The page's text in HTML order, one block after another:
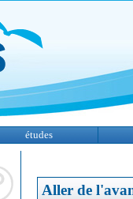
études
Aller de